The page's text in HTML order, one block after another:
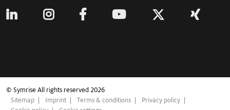
© Symrise All rights reserved 2026
Sitemap
Imprint Terms & conditions
Privacy policy